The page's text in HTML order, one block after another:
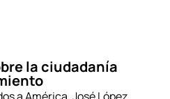
la ciudadanía